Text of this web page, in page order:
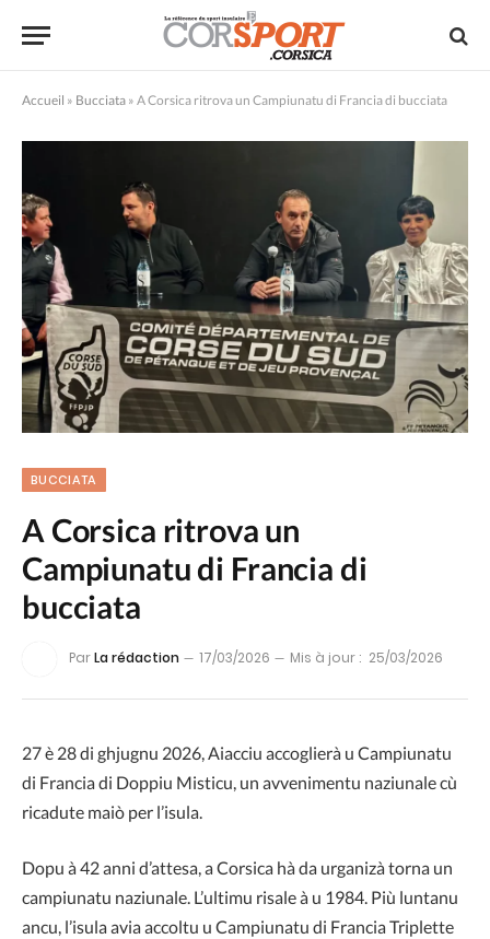
Accueil » Bucciata » A Corsica ritrova un Campiunatu di Francia di bucciata
BUCCIATA
A Corsica ritrova un
Campiunatu di Francia di
bucciata
ParLa rédaction 17/03/2026 Mis à jour : 25/03/2026
27 è 28 di ghjugnu 2026, Aiacciu accoglierà u Campiunatu
di Francia di Doppiu Misticu, un avvenimentu naziunale cù
ricadute maiò per l’isula.
Dopu à 42 anni d’attesa, a Corsica hà da urganizà torna un
campiunatu naziunale. L’ultimu risale à u 1984. Più luntanu
ancu, l’isula avia accoltu u Campiunatu di Francia Triplette